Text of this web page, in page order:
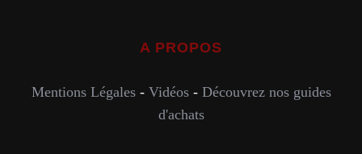
A PROPOS
Mentions Légales- Vidéos- Découvrez nos guides
d'achats